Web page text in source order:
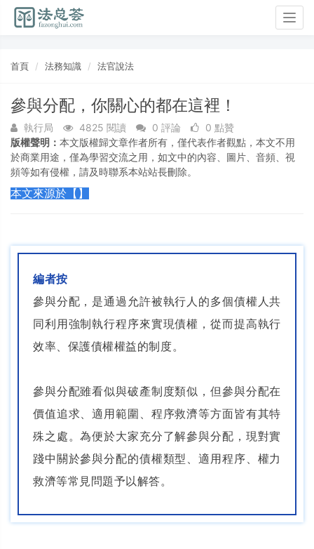
首頁 法務知識 法官說法
參與分配，你關心的都在這裡！
執行局 4825 閱讀 0 評論 0 點贊
版權聲明： 本文版權歸文章作者所有，僅代表作者觀點，本文不用
於商業用途，僅為學習交流之用，如文中的內容、圖片、音頻、視
頻等如有侵權，請及時聯系本站站長刪除。
本文來源於【】
編者按
參與分配，是通過允許被執行人的多個債權人共
同利用強制執行程序來實現債權，從而提高執行
效率、保護債權權益的制度。
參與分配雖看似與破產制度類似，但參與分配在
價值追求、適用範圍、程序救濟等方面皆有其特
殊之處。為便於大家充分了解參與分配，現對實
踐中關於參與分配的債權類型、適用程序、權力
救濟等常見問題予以解答。